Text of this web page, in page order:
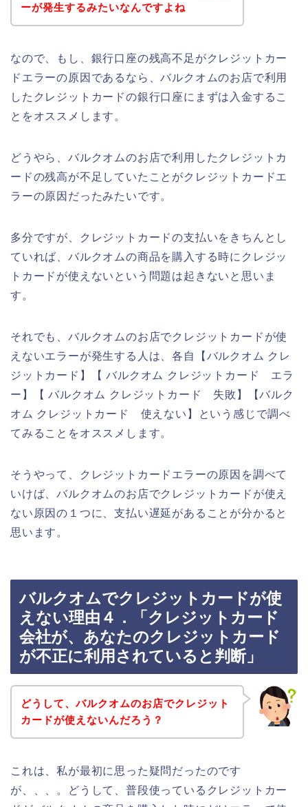
ーが発生するみたいなんですよね
なので、もし、銀行口座の残高不足がクレジットカー
ドエラーの原因であるなら、バルクオムのお店で利用
したクレジットカードの銀行口座にまずは入金するこ
とをオススメします。
どうやら、バルクオムのお店で利用したクレジットカ
ードの残高が不足していたことがクレジットカードエ
ラーの原因だったみたいです。
多分ですが、クレジットカードの支払いをきちんとし
ていれば、バルクオムの商品を購入する時にクレジッ
トカードが使えないという問題は起きないと思いま
す。
それでも、バルクオムのお店でクレジットカードが使
えないエラーが発生する人は、各自【バルクオム クレ
ジットカード】【 バルクオム クレジットカード エラ
ー】【 バルクオム クレジットカード 失敗】【バルク
オム クレジットカード 使えない】という感じで調べ
てみることをオススメします。
そうやって、クレジットカードエラーの原因を調べて
いけば、バルクオムのお店でクレジットカードが使え
ない原因の１つに、支払い遅延があることが分かると
思います。
バルクオムでクレジットカードが使
えない理由４．「クレジットカード
会社が、あなたのクレジットカード
が不正に利用されていると判断」
どうして、バルクオムのお店でクレジット
カードが使えないんだろう？
これは、私が最初に思った疑問だったのです
が、、、。どうして、普段使っているクレジットカー